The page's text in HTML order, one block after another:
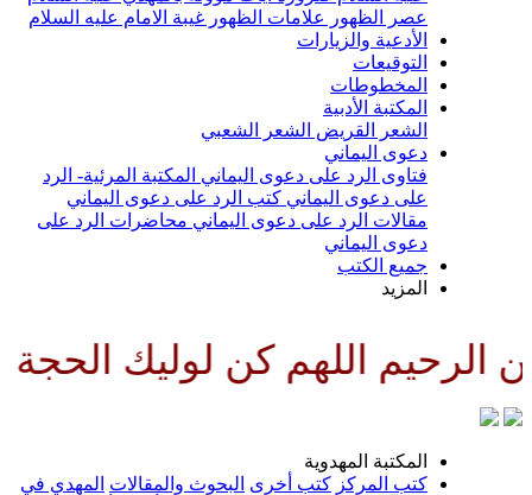
علامات الظهورغيبة الامام عليه السلام
والزيارات
الأدبية
الشعر الشعبي
اليماني
الرد على دعوى اليماني المكتبة المرئية- الرد
دعوى اليماني كتب الرد على دعوى اليماني
الرد على دعوى اليماني محاضرات الرد على
كن لوليك الحجة بن الحسن
المهدوية
كتب أخرى البحوث والمقالات المهدي في